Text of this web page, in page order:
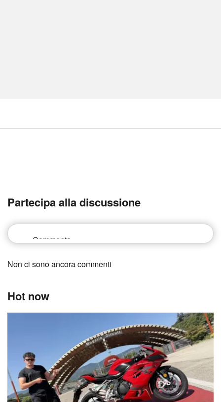
Partecipa alla discussione
Non ci sono ancora commenti
Hot now